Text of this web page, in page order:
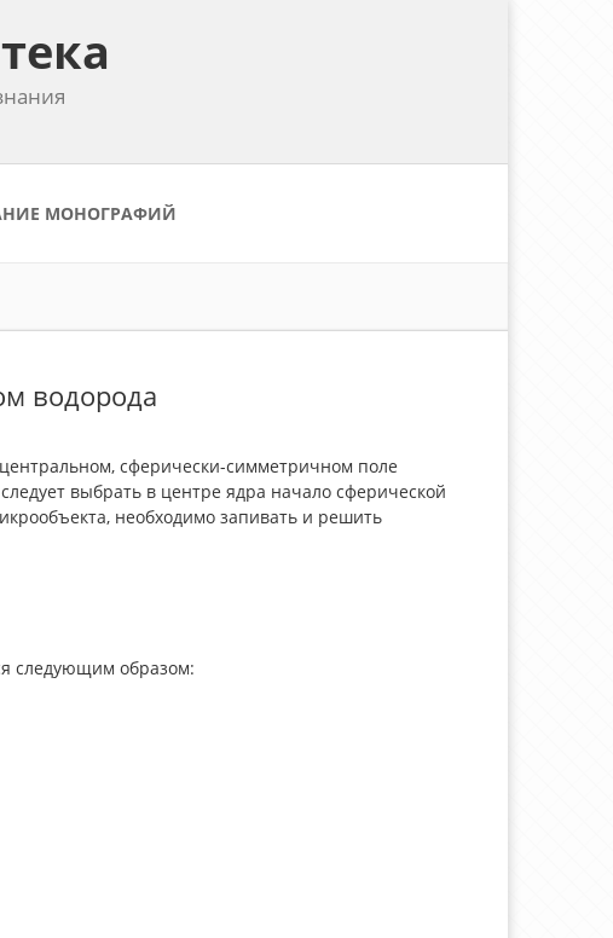
МОНОГРАФИЙ
водорода
сферически-симметричном поле
выбрать в центре ядра начало сферической
необходимо запивать и решить
следующим образом: